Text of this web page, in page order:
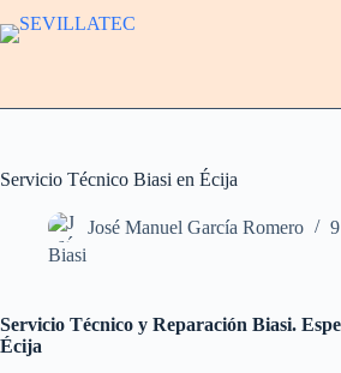
al
Servicio Técnico Biasi en Écija
José Manuel García Romero
Biasi
Servicio Técnico y Reparación Biasi.
Écija